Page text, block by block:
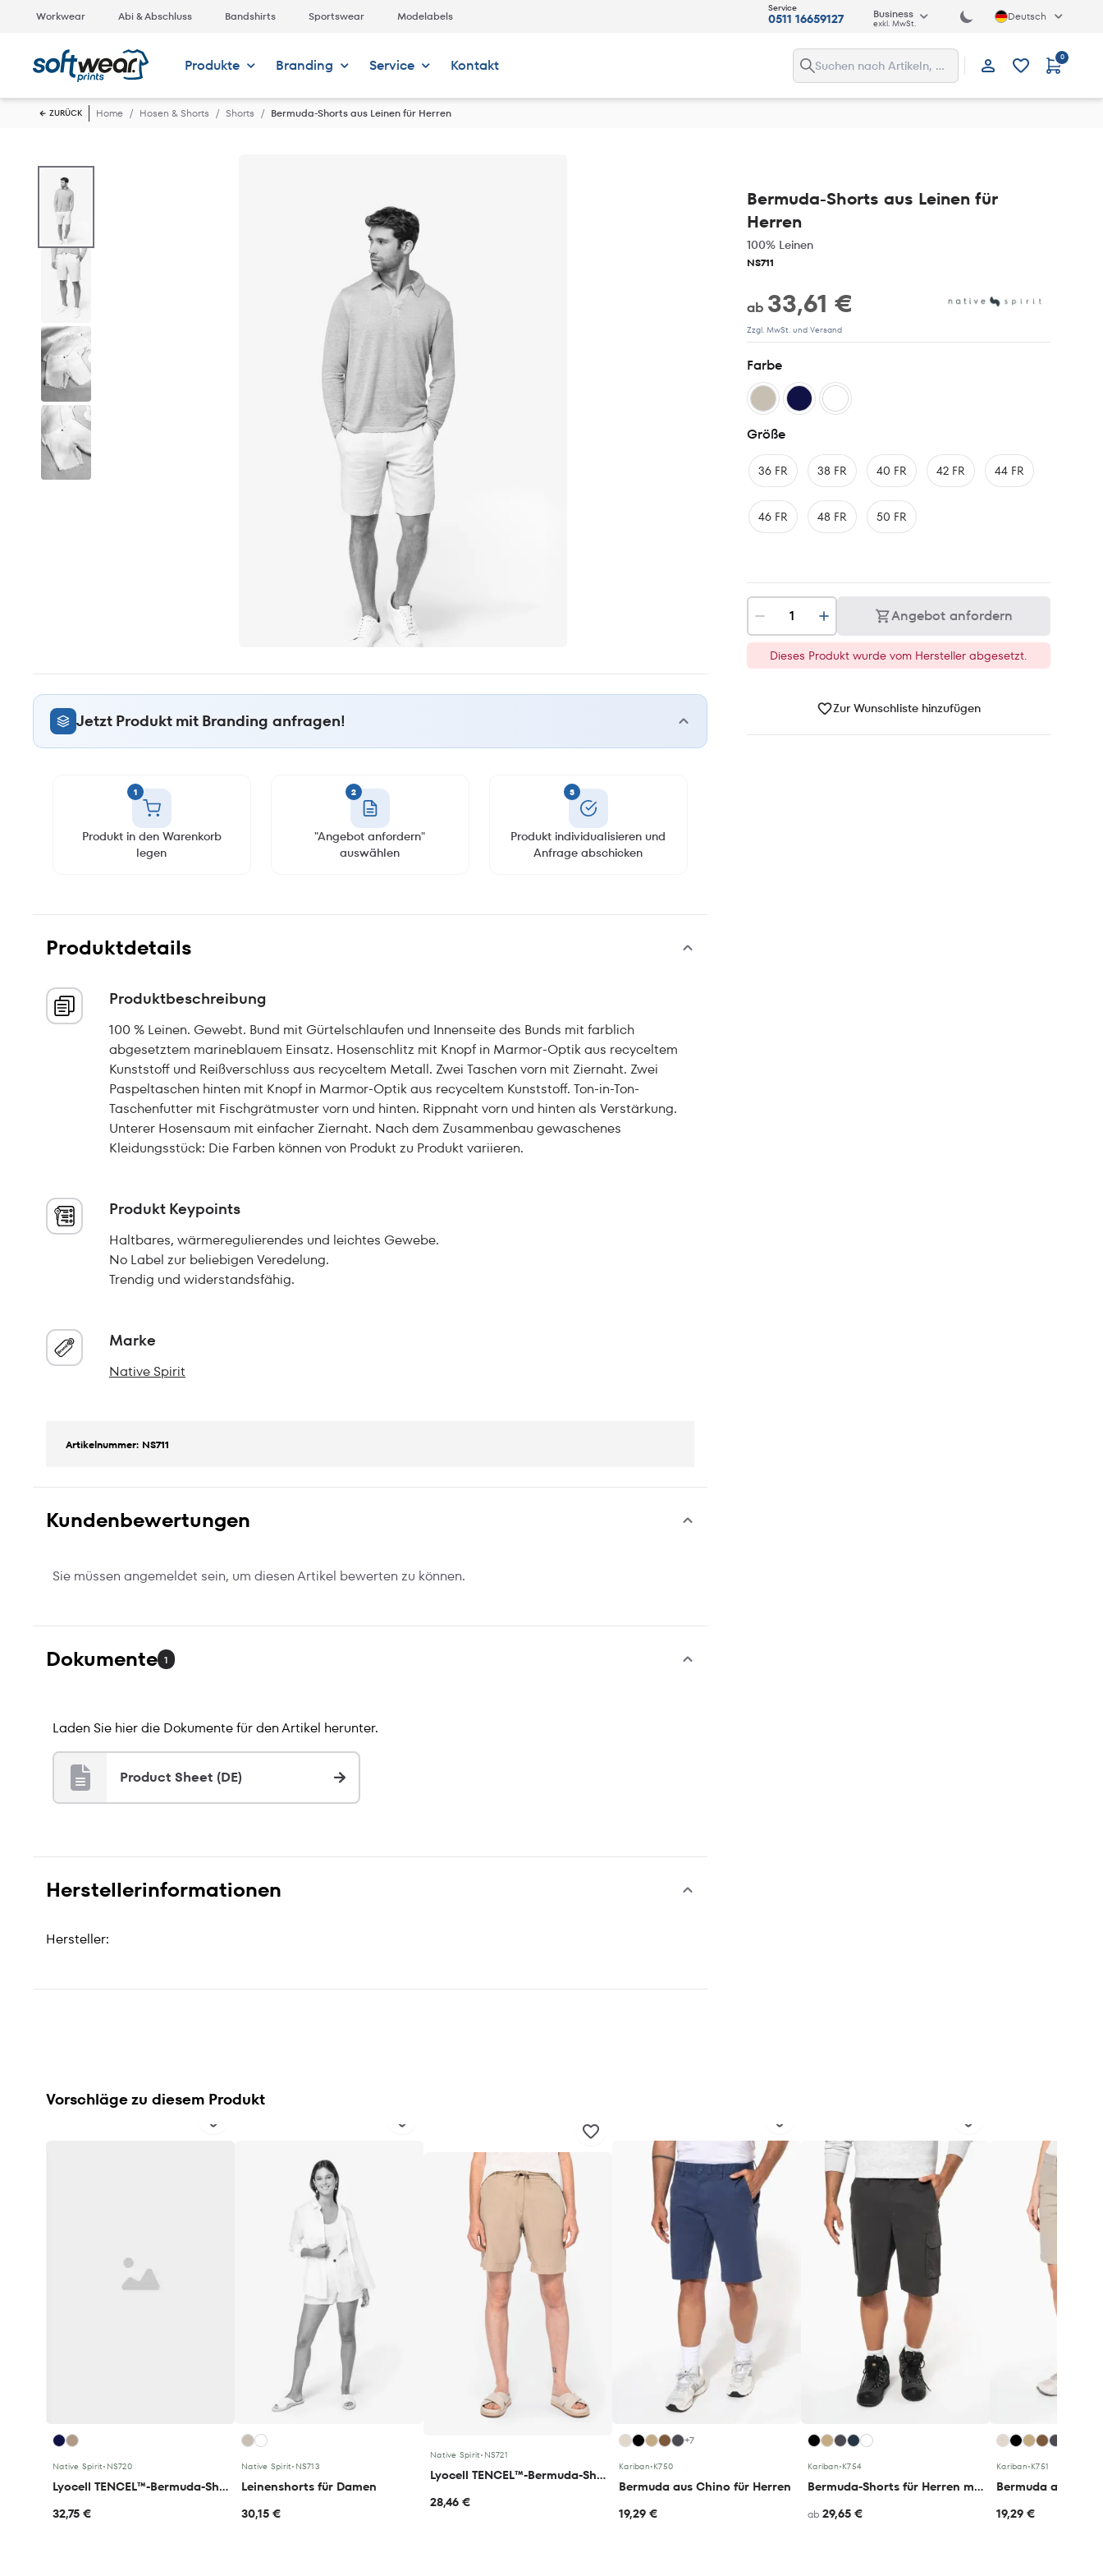
Workwear Abi & Abschluss Bandshirts Sportswear Modelabels
Service
0511 16659127 Business
exkl. MwSt. Deutsch
Produkte Branding Service Kontakt Anmelden
0
ZURÜCK Home Hosen & Shorts Shorts Bermuda-Shorts aus Leinen für Herren
Bermuda-Shorts aus Leinen für
Herren
100% Leinen
NS711
ab 33,61 €
Zzgl. MwSt. und Versand
Farbe
Größe
36 FR 38 FR 40 FR 42 FR 44 FR
46 FR 48 FR 50 FR
Angebot anfordern
Dieses Produkt wurde vom Hersteller abgesetzt.
Zur Wunschliste hinzufügen
Jetzt Produkt mit Branding anfragen!
1
Produkt in den Warenkorb
legen
2
"Angebot anfordern"
auswählen
3
Produkt individualisieren und
Anfrage abschicken
Produktdetails
Produktbeschreibung
100 % Leinen. Gewebt. Bund mit Gürtelschlaufen und Innenseite des Bunds mit farblich
abgesetztem marineblauem Einsatz. Hosenschlitz mit Knopf in Marmor-Optik aus recyceltem
Kunststoff und Reißverschluss aus recyceltem Metall. Zwei Taschen vorn mit Ziernaht. Zwei
Paspeltaschen hinten mit Knopf in Marmor-Optik aus recyceltem Kunststoff. Ton-in-Ton-
Taschenfutter mit Fischgrätmuster vorn und hinten. Rippnaht vorn und hinten als Verstärkung.
Unterer Hosensaum mit einfacher Ziernaht. Nach dem Zusammenbau gewaschenes
Kleidungsstück: Die Farben können von Produkt zu Produkt variieren.
Produkt Keypoints
Haltbares, wärmeregulierendes und leichtes Gewebe.
No Label zur beliebigen Veredelung.
Trendig und widerstandsfähig.
Marke
Native Spirit
Artikelnummer: NS711
Kundenbewertungen
Sie müssen angemeldet sein, um diesen Artikel bewerten zu können.
Dokumente 1
Laden Sie hier die Dokumente für den Artikel herunter.
Product Sheet (DE)
Herstellerinformationen
Hersteller:
Vorschläge zu diesem Produkt
Native Spirit• NS720
Lyocell TENCEL™-Bermuda-Shorts für Herren
32,75 €
Native Spirit• NS713
Leinenshorts für Damen
30,15 €
Native Spirit• NS721
Lyocell TENCEL™-Bermuda-Shorts für Damen - 190g
28,46 €
+7
Kariban•K750
Bermuda aus Chino für Herren
19,29 €
Kariban•K754
Bermuda-Shorts für Herren mit mehreren Taschen
ab 29,65 €
Kariban•K751
Bermuda aus
19,29 €